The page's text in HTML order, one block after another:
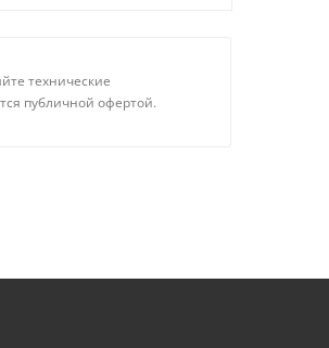
технические
публичной офертой.